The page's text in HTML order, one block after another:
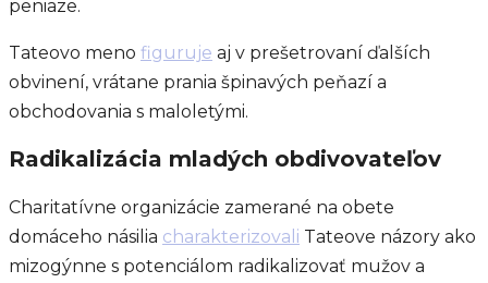
peniaze.
Tateovo meno figuruje aj v prešetrovaní ďalších
obvinení, vrátane prania špinavých peňazí a
obchodovania s maloletými.
Radikalizácia mladých obdivovateľov
Charitatívne organizácie zamerané na obete
domáceho násilia charakterizovali Tateove názory ako
mizogýnne s potenciálom radikalizovať mužov a